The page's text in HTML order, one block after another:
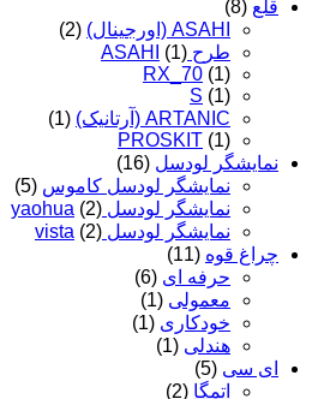
قلع (8)
ASAHI (اورجینال)
(2)
طرح ASAHI (1)
RX_70 (1)
S (1)
ARTANIC (آرتانیک)
(1)
PROSKIT (1)
نمایشگر لودسل (16)
نمایشگر لودسل کاموس (5)
نمایشگر لودسل yaohua (2)
نمایشگر لودسل vista (2)
چراغ قوه (11)
حرفه ای (6)
معمولی (1)
خودکاری (1)
هندلی (1)
ای سی (5)
اتمگا (2)